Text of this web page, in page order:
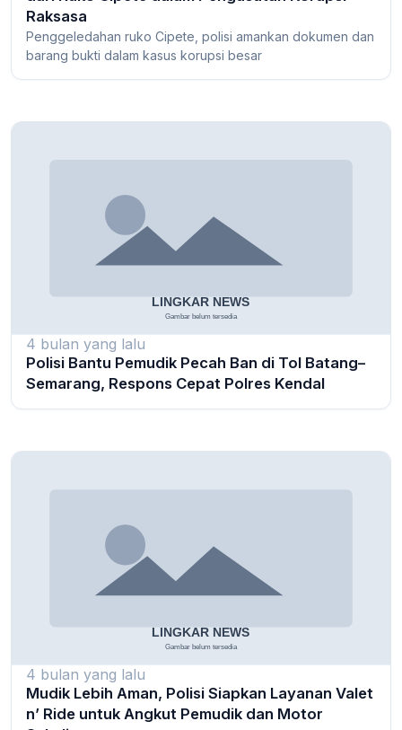
Raksasa
Penggeledahan ruko Cipete, polisi amankan dokumen dan
barang bukti dalam kasus korupsi besar
4 bulan yang lalu
Polisi Bantu Pemudik Pecah Ban di Tol Batang–
Semarang, Respons Cepat Polres Kendal
4 bulan yang lalu
Mudik Lebih Aman, Polisi Siapkan Layanan Valet
n’ Ride untuk Angkut Pemudik dan Motor